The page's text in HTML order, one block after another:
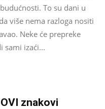
To su dani u
više nema razloga nositi
Neke će prepreke
sami izaći...
znakovi